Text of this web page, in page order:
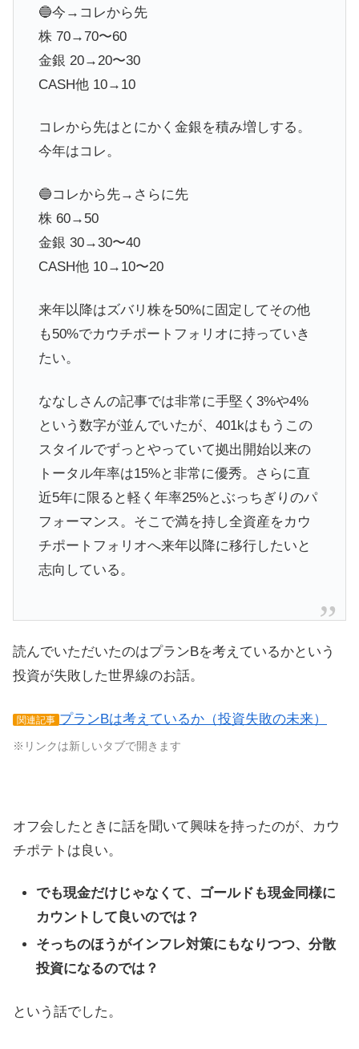
🔵今→コレから先
株 70→70〜60
金銀 20→20〜30
CASH他 10→10
コレから先はとにかく金銀を積み増しする。
今年はコレ。
🔵コレから先→さらに先
株 60→50
金銀 30→30〜40
CASH他 10→10〜20
来年以降はズバリ株を50%に固定してその他
も50%でカウチポートフォリオに持っていき
たい。
ななしさんの記事では非常に手堅く3%や4%
という数字が並んでいたが、401kはもうこの
スタイルでずっとやっていて拠出開始以来の
トータル年率は15%と非常に優秀。さらに直
近5年に限ると軽く年率25%とぶっちぎりのパ
フォーマンス。そこで満を持し全資産をカウ
チポートフォリオへ来年以降に移行したいと
志向している。
読んでいただいたのはプランBを考えているかという
投資が失敗した世界線のお話。
関連記事 プランBは考えているか（投資失敗の未来）
※リンクは新しいタブで開きます
オフ会したときに話を聞いて興味を持ったのが、カウ
チポテトは良い。
でも現金だけじゃなくて、ゴールドも現金同様に
カウントして良いのでは？
そっちのほうがインフレ対策にもなりつつ、分散
投資になるのでは？
という話でした。